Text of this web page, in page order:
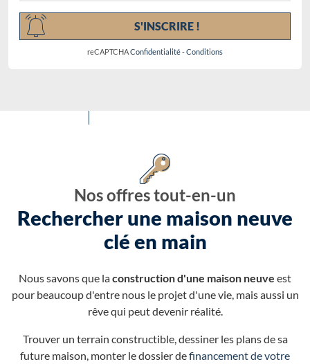
S'INSCRIRE !
reCAPTCHAConfidentialité-Conditions
Nos offres tout-en-un
Rechercher une maison neuve
clé en main
Nous savons que laconstruction d'une maison neuve est
pour beaucoup d'entre nous le projet d'une vie, mais aussi un
rêve qui peut devenir réalité.
Trouver un terrain constructible, dessiner les plans de sa
future maison, monter le dossier definancement de votre